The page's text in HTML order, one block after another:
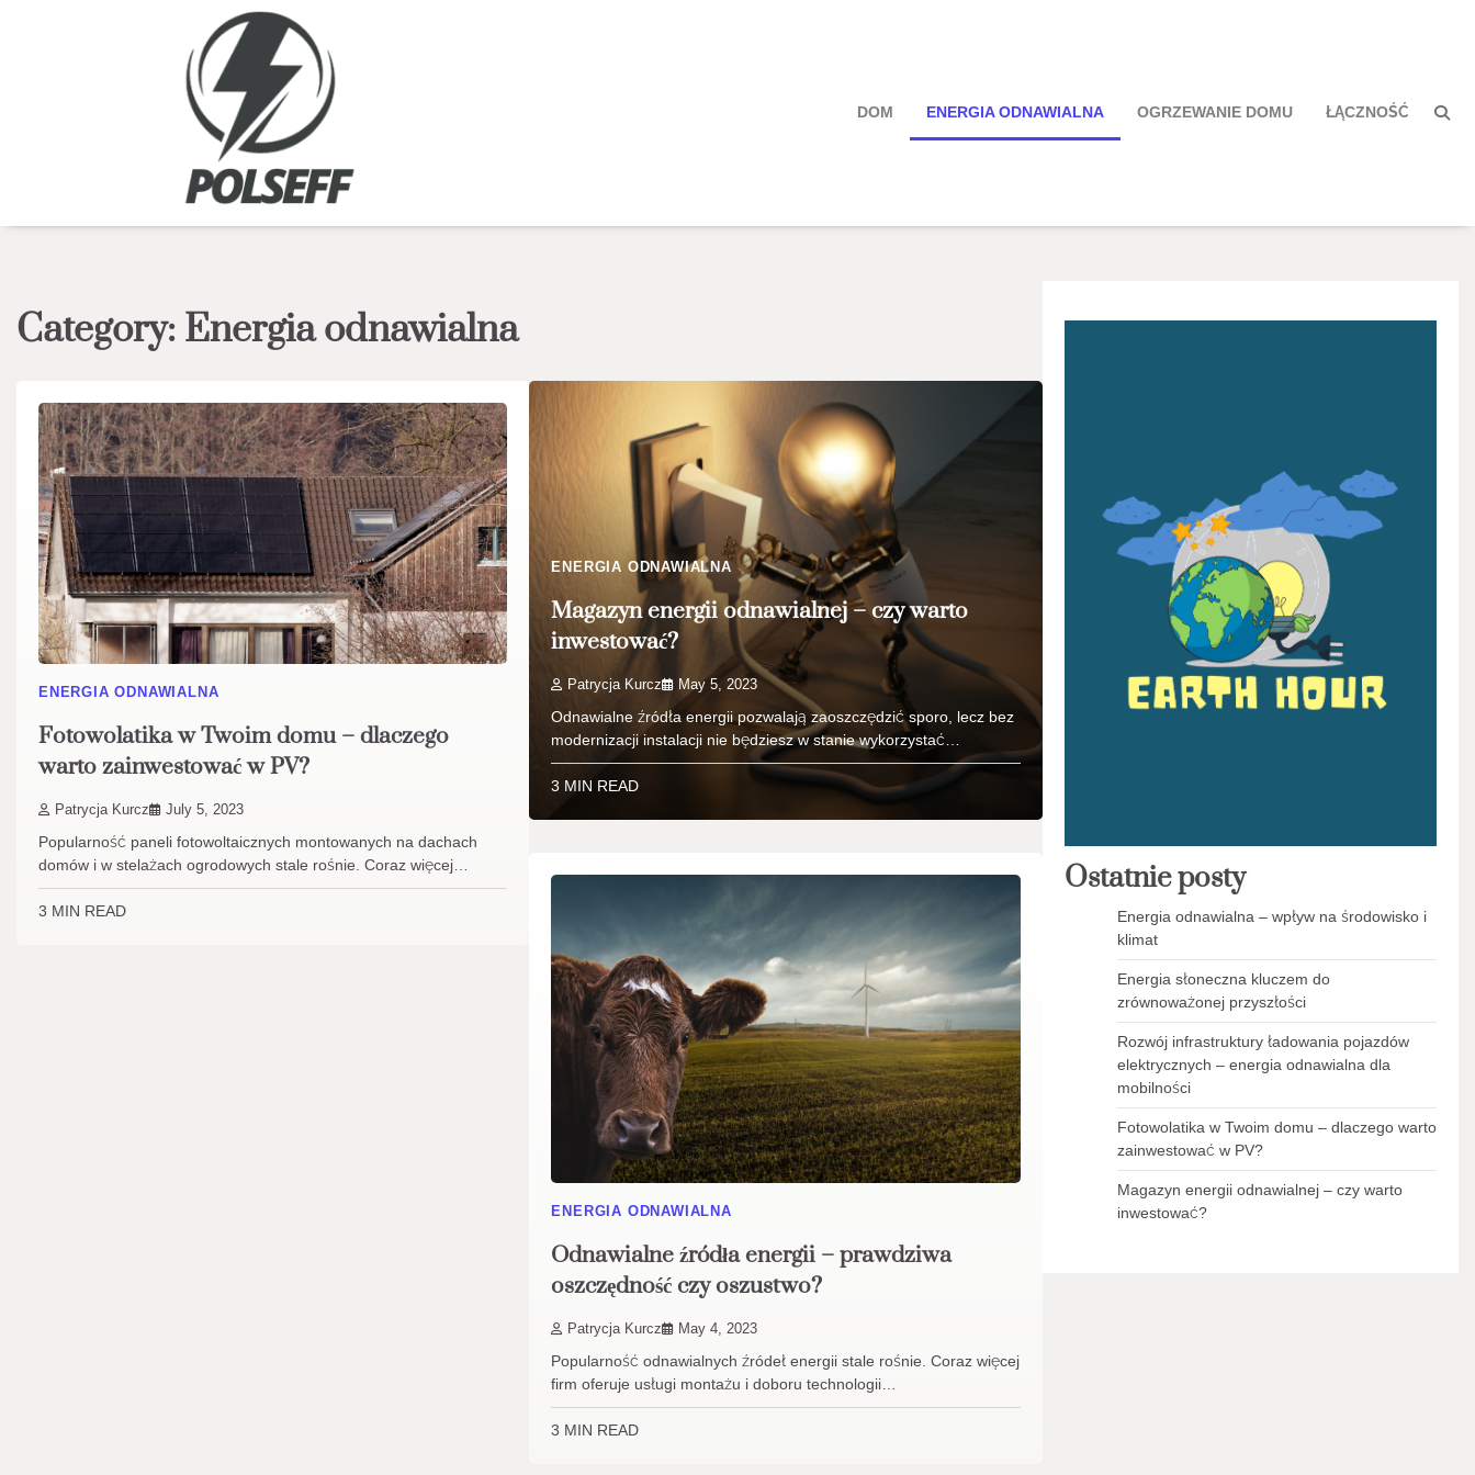
DOM ENERGIA ODNAWIALNA OGRZEWANIE DOMU ŁĄCZNOŚĆ
Category: Energia odnawialna
ENERGIA ODNAWIALNA
Fotowolatika w Twoim domu – dlaczego
warto zainwestować w PV?
Patrycja Kurcz July 5, 2023
Popularność paneli fotowoltaicznych montowanych na dachach
domów i w stelażach ogrodowych stale rośnie. Coraz więcej…
3 MIN READ
ENERGIA ODNAWIALNA
Magazyn energii odnawialnej – czy warto
inwestować?
Patrycja Kurcz May 5, 2023
Odnawialne źródła energii pozwalają zaoszczędzić sporo, lecz bez
modernizacji instalacji nie będziesz w stanie wykorzystać…
3 MIN READ
ENERGIA ODNAWIALNA
Odnawialne źródła energii – prawdziwa
oszczędność czy oszustwo?
Patrycja Kurcz May 4, 2023
Popularność odnawialnych źródeł energii stale rośnie. Coraz więcej
firm oferuje usługi montażu i doboru technologii…
3 MIN READ
Ostatnie posty
Energia odnawialna – wpływ na środowisko i
klimat
Energia słoneczna kluczem do
zrównoważonej przyszłości
Rozwój infrastruktury ładowania pojazdów
elektrycznych – energia odnawialna dla
mobilności
Fotowolatika w Twoim domu – dlaczego warto
zainwestować w PV?
Magazyn energii odnawialnej – czy warto
inwestować?